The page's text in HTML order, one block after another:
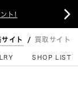
ト! 
サイト 買取サイト
SHOP LIST